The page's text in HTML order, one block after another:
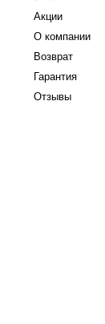
Акции
О компании
Возврат
Гарантия
Отзывы